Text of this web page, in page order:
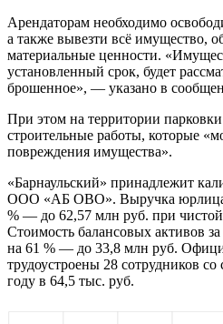
Арендаторам необходимо
а также вывезти всё имущество,
материальные ценности.
установленный срок, будет
брошенное», — указано в
При этом на территории парковки
строительные работы, которые
повреждения имущества».
«Барнаульский» принадлежит
ООО «АБ ОВО». Выручка юрлица
% — до 62,57 млн руб. при
Стоимость балансовых активов
на 61 % — до 33,8 млн руб.
трудоустроены 28 сотрудников со
году в 64,5 тыс. руб.